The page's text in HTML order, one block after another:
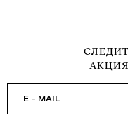
E - MAIL